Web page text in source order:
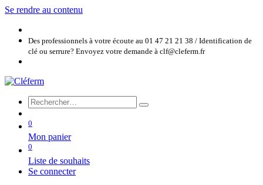
Se rendre au contenu
Des professionnels à votre écoute au 01 47 21 21 38 / Identification de
clé ou serrure? Envoyez votre demande à clf@cleferm.fr
0
Mon panier
0
Liste de souhaits
Se connecter